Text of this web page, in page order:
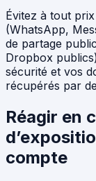
Évitez à tout
(WhatsApp,
de partage
Dropbox
sécurité et vos
récupérés par
Réagir en
compte